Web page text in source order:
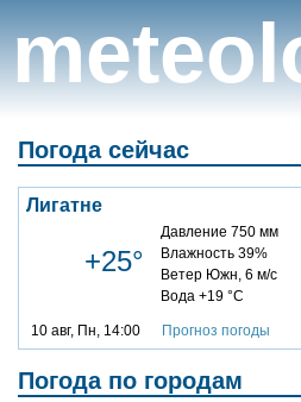
Погода сейчас
Лигатне
+25°
Давление 750 мм
Влажность 39%
Ветер Южн, 6 м/с
Вода +19 °C
10 авг, Пн, 14:00 Прогноз погоды
Погода по городам